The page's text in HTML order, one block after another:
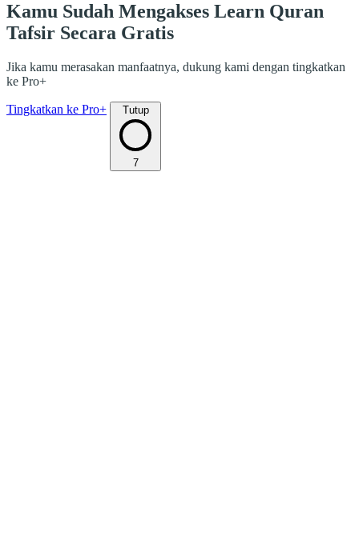
Kamu Sudah Mengakses Learn Quran
Tafsir Secara Gratis
Jika kamu merasakan manfaatnya, dukung kami dengan tingkatkan
ke Pro+
Tingkatkan ke Pro+ Tutup
7